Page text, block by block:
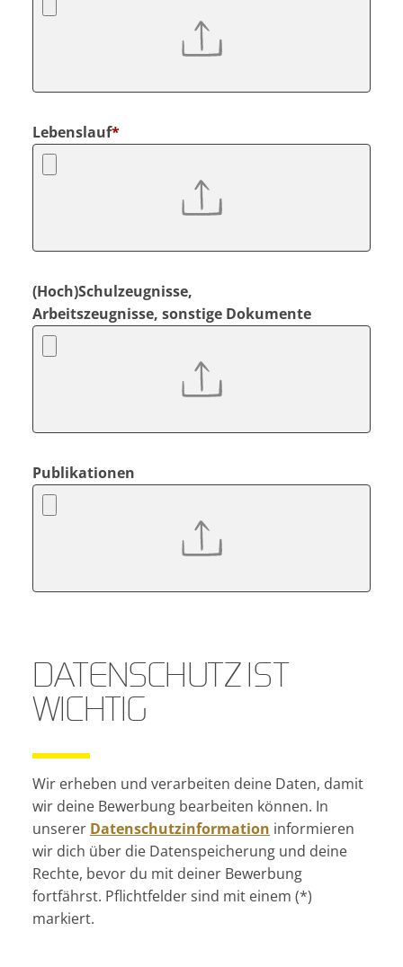
Lebenslauf*
(Hoch)Schulzeugnisse,
Arbeitszeugnisse, sonstige Dokumente
Publikationen
DATENSCHUTZ IST
WICHTIG
Wir erheben und verarbeiten deine Daten, damit
wir deine Bewerbung bearbeiten können. In
unserer Datenschutzinformation informieren
wir dich über die Datenspeicherung und deine
Rechte, bevor du mit deiner Bewerbung
fortfährst. Pflichtfelder sind mit einem (*)
markiert.